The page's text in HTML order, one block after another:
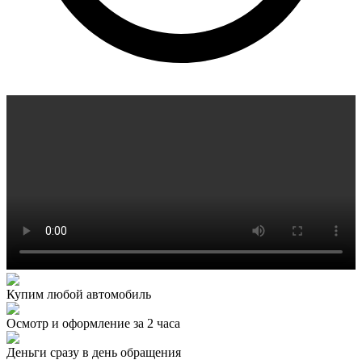
Купим любой автомобиль
Осмотр и оформление за 2 часа
Деньги сразу в день обращения